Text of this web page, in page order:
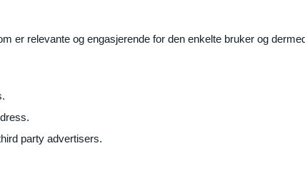
relevante og engasjerende for den enkelte bruker og
party advertisers.